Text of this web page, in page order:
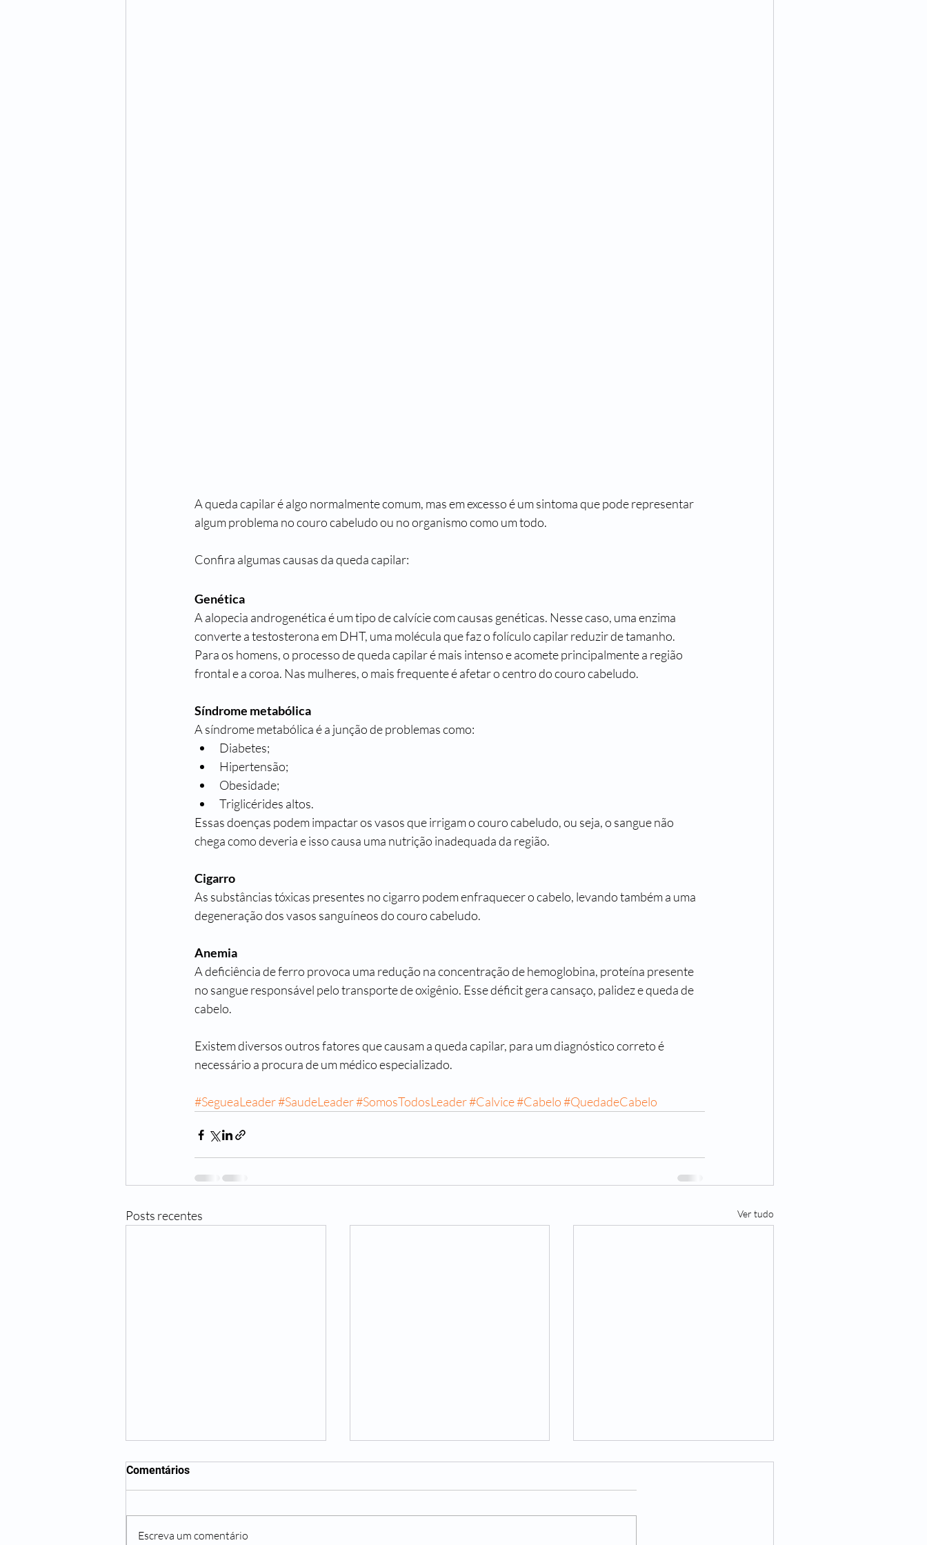
A queda capilar é algo normalmente comum, mas em excesso é um sintoma que pode representar
algum problema no couro cabeludo ou no organismo como um todo.
Confira algumas causas da queda capilar:
Genética
A alopecia androgenética é um tipo de calvície comcausas genéticas. Nesse caso, uma enzima
converte a testosterona em DHT, uma molécula que faz o folículo capilar reduzir de tamanho.
Para os homens, o processo de queda capilar é mais intenso e acomete principalmente a região
frontal e a coroa. Nas mulheres, o mais frequente é afetar o centro do couro cabeludo.
Síndrome metabólica
A síndrome metabólica é a junção de problemas como:
Diabetes;
Hipertensão;
Obesidade;
Triglicérides altos.
Essas doenças podem impactar os vasos que irrigam o couro cabeludo, ou seja, o sangue não
chega como deveria e isso causa uma nutrição inadequada da região.
Cigarro
As substâncias tóxicas presentes no cigarro podem enfraquecer o cabelo, levando também a uma
degeneração dos vasos sanguíneos do couro cabeludo.
Anemia
A deficiência de ferro provoca uma redução na concentração de hemoglobina, proteína presente
no sangue responsável pelo transporte de oxigênio. Esse déficit gera cansaço, palidez e queda de
cabelo.
Existem diversos outros fatores que causam a queda capilar, para um diagnóstico correto é
necessário a procura de um médico especializado.
#SegueaLeader#SaudeLeader#SomosTodosLeader#Calvice#Cabelo#QuedadeCabelo
Posts recentes Ver tudo
Comentários
Escreva um comentário